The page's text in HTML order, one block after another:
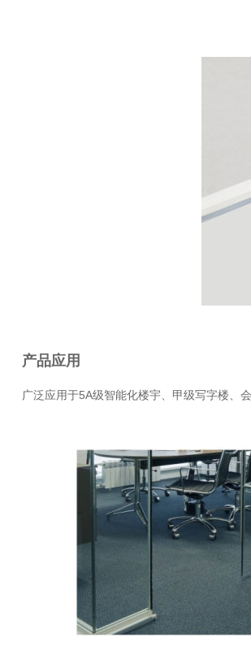
瓷砖直铺防静电地板 防
产品应用
广泛应用于5A级智能化楼宇、甲级写字楼、